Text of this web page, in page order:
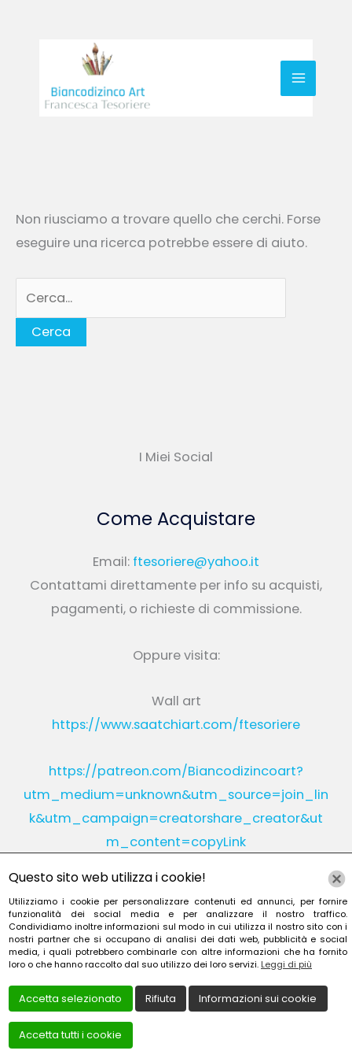
contenuto
Non riusciamo a trovare quello che cerchi. Forse
eseguire una ricerca potrebbe essere di aiuto.
Cerca:
I Miei Social
Come Acquistare
Email: ftesoriere@yahoo.it
Contattami direttamente per info su acquisti,
pagamenti, o richieste di commissione.
Oppure visita:
Wall art
https://www.saatchiart.com/ftesoriere
https://patreon.com/Biancodizincoart?
utm_medium=unknown&utm_source=join_lin
k&utm_campaign=creatorshare_creator&ut
m_content=copyLink
Instagram Linkedin
YouTube Patreon
Questo sito web utilizza i cookie!
Utilizziamo i cookie per personalizzare contenuti ed annunci, per fornire
funzionalità dei social media e per analizzare il nostro traffico.
Condividiamo inoltre informazioni sul modo in cui utilizza il nostro sito con i
nostri partner che si occupano di analisi dei dati web, pubblicità e social
media, i quali potrebbero combinarle con altre informazioni che ha fornito
loro o che hanno raccolto dal suo utilizzo dei loro servizi. Leggi di più
Accetta selezionato Rifiuta Informazioni sui cookie
Accetta tutti i cookie